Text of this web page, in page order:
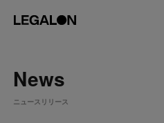
About
News
ニュースリリース